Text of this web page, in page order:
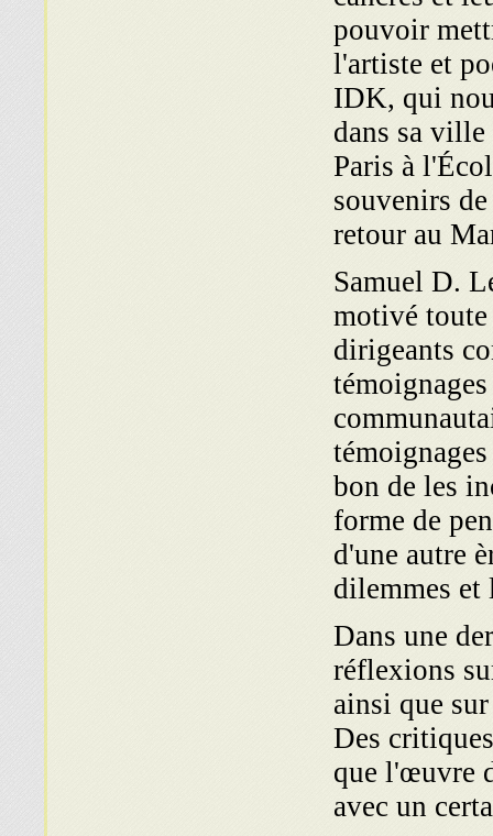
pouvoir
l'artiste et
IDK, qui
dans sa
Paris à
souvenirs
retour au
Samuel D.
motivé toute
dirigeants
bon de les
forme de
d'une autre
dilemmes
Dans une
réflexions
ainsi que
Des
que l'œuvre
avec un